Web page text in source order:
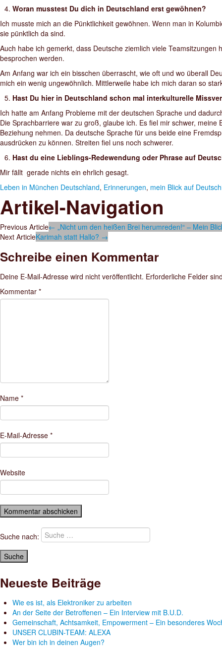
Woran musstest Du dich in Deutschland erst gewöhnen?
Ich musste mich an die Pünktlichkeit gewöhnen. Wenn man in
sie pünktlich da sind.
Auch habe ich gemerkt, dass Deutsche ziemlich viele
besprochen werden.
Am Anfang war ich ein bisschen überrascht, wie oft und wo überall
mich ein wenig ungewöhnlich. Mittlerweile habe ich mich daran so
Hast Du hier in Deutschland schon mal interkulturelle
Ich hatte am Anfang Probleme mit der deutschen Sprache und
Die Sprachbarriere war zu groß, glaube ich. Es fiel mir schwer,
Beziehung nehmen. Da deutsche Sprache für uns beide eine
ausdrücken zu können. Streiten fiel uns noch schwerer.
Hast du eine Lieblings-Redewendung oder Phrase auf
Mir fällt gerade nichts ein ehrlich gesagt.
Leben in München Deutschland, Erinnerungen, mein Blick auf
Artikel-Navigation
Previous Article← „Nicht um den heißen Brei herumreden!“ – Mein
Next ArticleKarimah statt Hallo? →
Schreibe einen Kommentar
Deine E-Mail-Adresse wird nicht veröffentlicht. Erforderliche Felder
Kommentar *
Name *
E-Mail-Adresse *
Website
Suche nach:
Neueste Beiträge
Wie es ist, als Elektroniker zu arbeiten
An der Seite der Betroffenen – Ein Interview mit B.U.D.
Gemeinschaft, Achtsamkeit, Empowerment – Ein besonderes
UNSER CLUBIN-TEAM: ALEXA
Wer bin ich in deinen Augen?